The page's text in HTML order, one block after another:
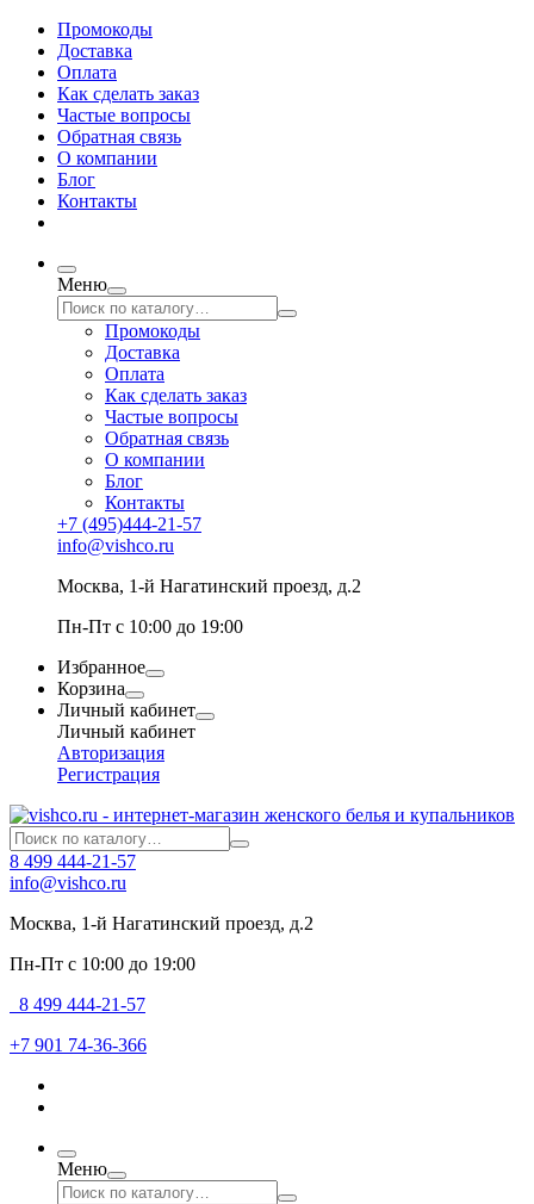
Промокоды
Доставка
Оплата
Как сделать заказ
Частые вопросы
Обратная связь
О компании
Блог
Контакты
Меню
Промокоды
Доставка
Оплата
Как сделать заказ
Частые вопросы
Обратная связь
О компании
Блог
Контакты
+7 (495)444-21-57
info@vishco.ru
Москва, 1-й Нагатинский проезд, д.2
Пн-Пт с 10:00 до 19:00
Избранное
Корзина
Личный кабинет
Личный кабинет
Авторизация
Регистрация
8 499 444-21-57
info@vishco.ru
Москва, 1-й Нагатинский проезд, д.2
Пн-Пт с 10:00 до 19:00
8 499 444-21-57
+7 901 74-36-366
Меню